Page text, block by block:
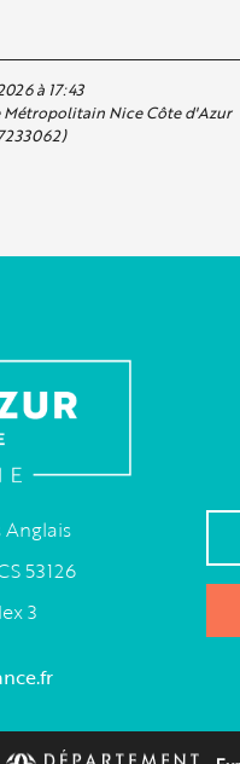
à 17:43
Métropolitain Nice Côte d'Azur
)
Anglais
53126
3